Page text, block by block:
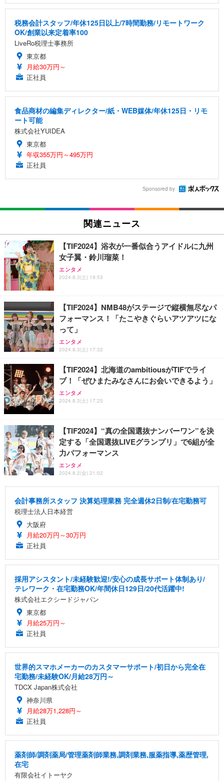
税務会計スタッフ/年休125日以上/7時間勤務/リモートワーク
OK/創業以来定着率100
LiveRo税理士事務所
東京都
月給30万円～
正社員
食品商材の編集ディレクター/紙・WEB媒体/年休125日・リモ
ート可能
株式会社YUIDEA
東京都
年収355万円～495万円
正社員
Sponsored by
関連ニュース
【TIF2024】浴衣が一番似合うアイドルに九州
女子翼・鈴川瑠菜！
エンタメ
2024.8.3(土) 19:53
【TIF2024】NMB48がステージで縦横無尽なパ
フォーマンス！「たこやきぐらいアツアツにな
って」
エンタメ
2024.8.3(土) 17:32
【TIF2024】北海道のambitiousがTIFでライ
ブ！「ぜひまたみなさんにお会いできるよう」
エンタメ
2024.8.3(土) 17:25
【TIF2024】“真の全国選抜ナンバーワン”を決
定する「全国選抜LIVEグランプリ」で6組が全
力パフォーマンス
エンタメ
2024.8.2(金) 21:02
会計事務所スタッフ 決算処理業務 完全週休2日制/在宅勤務可
税理士法人日本経営
大阪府
月給20万円～30万円
正社員
採用アシスタント/未経験歓迎!/安心の成長サポート体制あり/
テレワーク・在宅勤務OK/年間休日129日/20代活躍中!
株式会社エクシードジャパン
東京都
月給25万円～
正社員
世界的スマホメーカーのカスタマーサポート/初日から完全在
宅勤務/未経験OK/月給28万円～
TDCX Japan株式会社
神奈川県
月給28万1,228円～
正社員
薬剤師/調剤薬局/管理薬剤師業務,調剤業務,服薬指導,薬歴管理,
在宅
有限会社イトーヤク